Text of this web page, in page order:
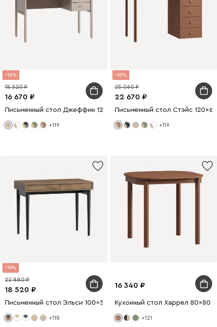
10
16 670
18 520
Письменный стол Джеффин 120x62 Латте
+119
10
22 670
25 060
Письменный стол Стэйс
+119
19
18 520
22 880
Письменный стол Эльси 100x55 Дуб Табачный/Черный
+118
16 340
Кухонный стол Харрел 80x80
+121